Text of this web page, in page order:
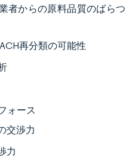
者からの原料品質のばらつ
再分類の可能性
ォース
交渉力
力